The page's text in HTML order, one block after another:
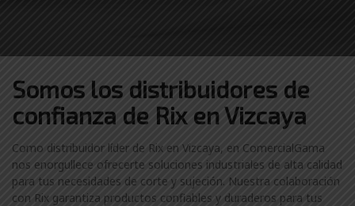
Somos los distribuidores de
confianza de Rix en Vizcaya
Como distribuidor líder de Rix en Vizcaya, en ComercialGama
nos enorgullece ofrecerte soluciones industriales de alta calidad
para tus necesidades de corte y sujeción. Nuestra colaboración
con Rix garantiza productos confiables y duraderos para tus